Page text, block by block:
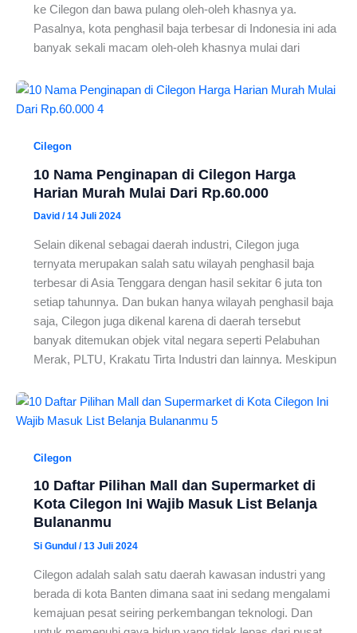
ke Cilegon dan bawa pulang oleh-oleh khasnya ya.
Pasalnya, kota penghasil baja terbesar di Indonesia ini ada
banyak sekali macam oleh-oleh khasnya mulai dari
Cilegon
10 Nama Penginapan di Cilegon Harga
Harian Murah Mulai Dari Rp.60.000
David /14 Juli 2024
Selain dikenal sebagai daerah industri, Cilegon juga
ternyata merupakan salah satu wilayah penghasil baja
terbesar di Asia Tenggara dengan hasil sekitar 6 juta ton
setiap tahunnya. Dan bukan hanya wilayah penghasil baja
saja, Cilegon juga dikenal karena di daerah tersebut
banyak ditemukan objek vital negara seperti Pelabuhan
Merak, PLTU, Krakatu Tirta Industri dan lainnya. Meskipun
Cilegon
10 Daftar Pilihan Mall dan Supermarket di
Kota Cilegon Ini Wajib Masuk List Belanja
Bulananmu
Si Gundul /13 Juli 2024
Cilegon adalah salah satu daerah kawasan industri yang
berada di kota Banten dimana saat ini sedang mengalami
kemajuan pesat seiring perkembangan teknologi. Dan